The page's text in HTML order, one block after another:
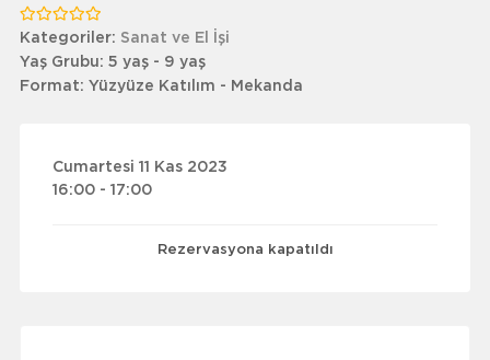
Kategoriler: Sanat ve El İşi
Yaş Grubu: 5 yaş - 9 yaş
Format: Yüzyüze Katılım - Mekanda
Cumartesi 11 Kas 2023
16:00 - 17:00
Rezervasyona kapatıldı